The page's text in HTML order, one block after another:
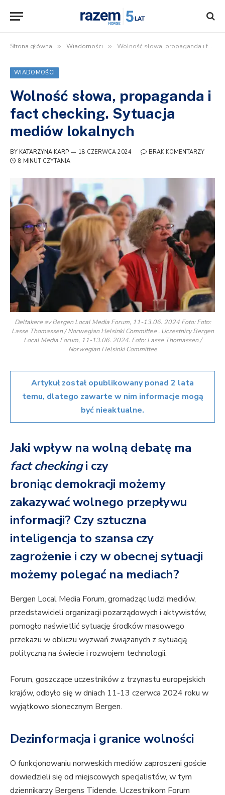
Strona główna » Wiadomości » Wolność słowa, propaganda i fact checking. Sytuacja mediów lokalnych
WIADOMOŚCI
Wolność słowa, propaganda i
fact checking. Sytuacja
mediów lokalnych
BY KATARZYNA KARP 18 CZERWCA 2024
BRAK KOMENTARZY
8 MINUT CZYTANIA
Deltakere av Bergen Local Media Forum, 11-13.06. 2024 Foto: Foto:
Lasse Thomassen / Norwegian Helsinki Committee . Uczestnicy Bergen
Local Media Forum, 11-13.06. 2024. Foto: Lasse Thomassen /
Norwegian Helsinki Committee
Artykuł został opublikowany ponad 2 lata
temu, dlatego zawarte w nim informacje mogą
być nieaktualne.
Jaki wpływ na wolną debatę ma
fact checkingi czy
broniąc demokracji możemy
zakazywać wolnego przepływu
informacji? Czy sztuczna
inteligencja to szansa czy
zagrożenie i czy w obecnej sytuacji
możemy polegać na mediach?
Bergen Local Media Forum, gromadząc ludzi mediów,
przedstawicieli organizacji pozarządowych i aktywistów,
pomogło naświetlić sytuację środków masowego
przekazu w obliczu wyzwań związanych z sytuacją
polityczną na świecie i rozwojem technologii.
Forum, goszczące uczestników z trzynastu europejskich
krajów, odbyło się w dniach 11-13 czerwca 2024 roku w
wyjątkowo słonecznym Bergen.
Dezinformacja i granice wolności
O funkcjonowaniu norweskich mediów zaproszeni goście
dowiedzieli się od miejscowych specjalistów, w tym
dziennikarzy Bergens Tidende. Uczestnikom Forum